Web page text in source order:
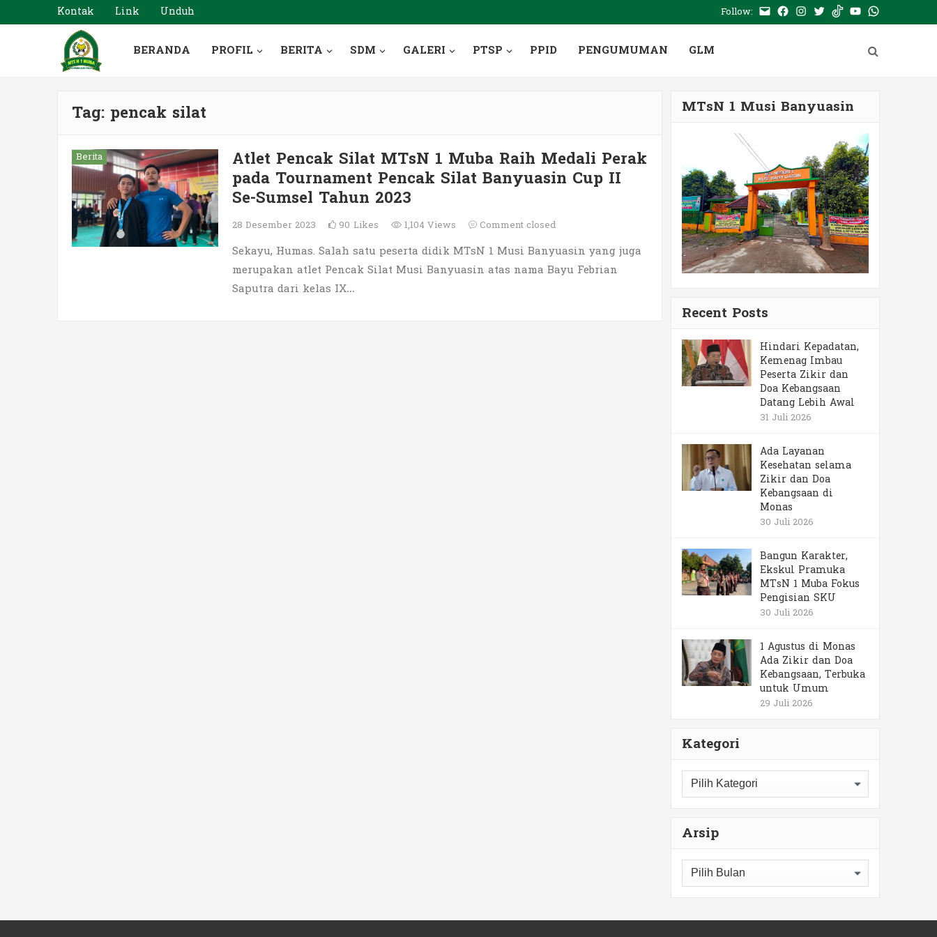
Kontak Link Unduh Follow: E- Facebook
Instagram
TwitterTiktokYoutubeWhatsApp
BERANDA PROFIL BERITA SDM GALERI PTSP PPID PENGUMUMAN GLM
Tag: pencak silat
Berita Atlet Pencak Silat MTsN 1 Muba Raih Medali Perak
pada Tournament Pencak Silat Banyuasin Cup II
Se-Sumsel Tahun 2023
28 Desember 2023 90 Likes 1,104 Views Comment closed
Sekayu, Humas. Salah satu peserta didik MTsN 1 Musi Banyuasin yang juga
merupakan atlet Pencak Silat Musi Banyuasin atas nama Bayu Febrian
Saputra dari kelas IX…
MTsN 1 Musi Banyuasin
Recent Posts
Hindari Kepadatan,
Kemenag Imbau
Peserta Zikir dan
Doa Kebangsaan
Datang Lebih Awal
31 Juli 2026
Ada Layanan
Kesehatan selama
Zikir dan Doa
Kebangsaan di
Monas
30 Juli 2026
Bangun Karakter,
Ekskul Pramuka
MTsN 1 Muba Fokus
Pengisian SKU
30 Juli 2026
1 Agustus di Monas
Ada Zikir dan Doa
Kebangsaan, Terbuka
untuk Umum
29 Juli 2026
Kategori
Kategori
Arsip
Arsip